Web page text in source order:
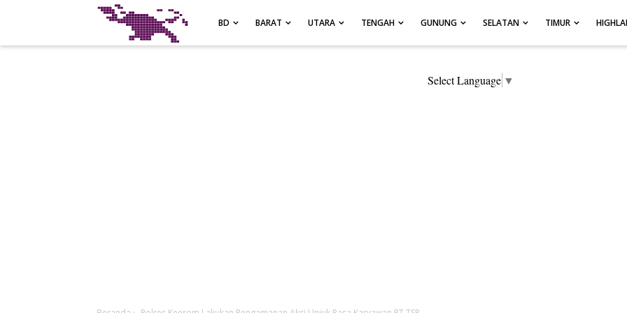
BD BARAT UTARA TENGAH GUNUNG SELATAN TIMUR
Select Language ▼